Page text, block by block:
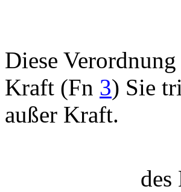
Diese
Kraft (Fn 3) Sie
außer Kraft.
des